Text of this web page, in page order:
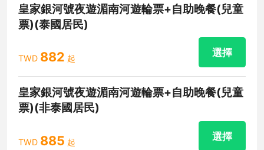
皇家銀河號夜遊湄南河遊輪票+自助晚餐(兒童
票)(泰國居民)
TWD 882 起
選擇
皇家銀河號夜遊湄南河遊輪票+自助晚餐(兒童
票)(非泰國居民)
TWD 885 起
選擇